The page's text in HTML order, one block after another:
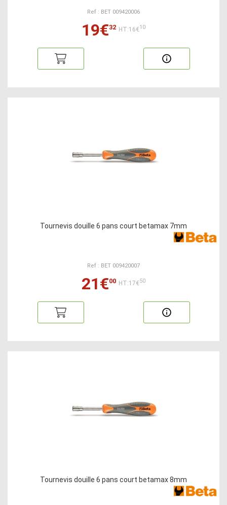
Ref : BET 009420006
19€32 HT:16€10
Tournevis douille 6 pans court betamax 7mm
Ref : BET 009420007
21€00 HT:17€50
Tournevis douille 6 pans court betamax 8mm